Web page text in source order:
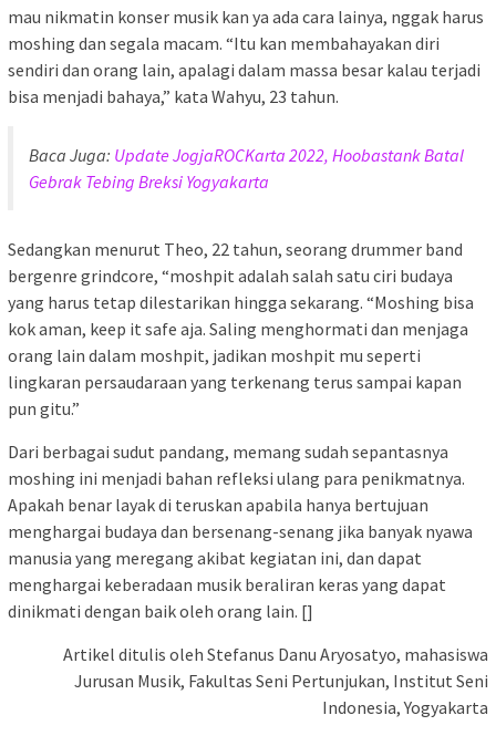
mau nikmatin konser musik kan ya ada cara lainya, nggak harus
moshing dan segala macam. “Itu kan membahayakan diri
sendiri dan orang lain, apalagi dalam massa besar kalau terjadi
bisa menjadi bahaya,” kata Wahyu, 23 tahun.
Baca Juga: Update JogjaROCKarta 2022, Hoobastank Batal
Gebrak Tebing Breksi Yogyakarta
Sedangkan menurut Theo, 22 tahun, seorang drummer band
bergenre grindcore, “moshpit adalah salah satu ciri budaya
yang harus tetap dilestarikan hingga sekarang. “Moshing bisa
kok aman, keep it safe aja. Saling menghormati dan menjaga
orang lain dalam moshpit, jadikan moshpit mu seperti
lingkaran persaudaraan yang terkenang terus sampai kapan
pun gitu.”
Dari berbagai sudut pandang, memang sudah sepantasnya
moshing ini menjadi bahan refleksi ulang para penikmatnya.
Apakah benar layak di teruskan apabila hanya bertujuan
menghargai budaya dan bersenang-senang jika banyak nyawa
manusia yang meregang akibat kegiatan ini, dan dapat
menghargai keberadaan musik beraliran keras yang dapat
dinikmati dengan baik oleh orang lain. []
Artikel ditulis oleh Stefanus Danu Aryosatyo, mahasiswa
Jurusan Musik, Fakultas Seni Pertunjukan, Institut Seni
Indonesia, Yogyakarta